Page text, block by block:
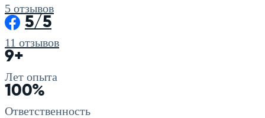
5 отзывов
5/5
11 отзывов
9+
Лет опыта
100%
Ответственность